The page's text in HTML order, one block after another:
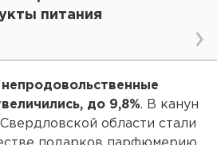
питания
до 9,8%. В канун
области стали